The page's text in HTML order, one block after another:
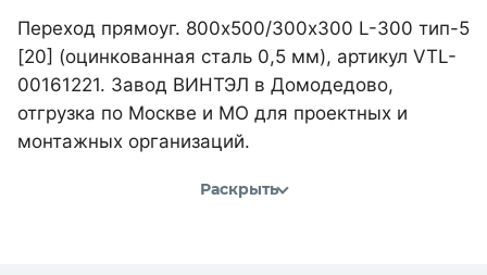
Переход прямоуг. 800х500/300х300 L-300 тип-5
[20] (оцинкованная сталь 0,5 мм), артикул VTL-
00161221. Завод ВИНТЭЛ в Домодедово,
отгрузка по Москве и МО для проектных и
монтажных организаций.
Раскрыть